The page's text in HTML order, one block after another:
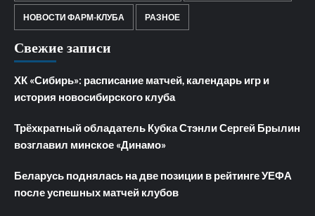
НОВОСТИ ФАРМ-КЛУБА РАЗНОЕ
Свежие записи
ХК «Сибирь»: расписание матчей, календарь игр и
история новосибирского клуба
Трёхкратный обладатель Кубка Стэнли Сергей Брылин
возглавил минское «Динамо»
Беларусь поднялась на две позиции в рейтинге УЕФА
после успешных матчей клубов